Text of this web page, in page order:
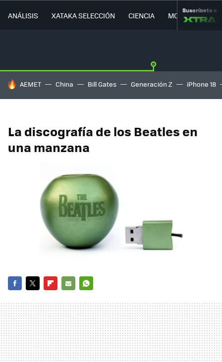
ANÁLISIS XATAKA SELECCIÓN CIENCIA MOVILIDAD
Suscríbete a
HOY SE HABLA DE
AEMET China Bill Gates Generación Z iPhone 18
La discografía de los Beatles en
una manzana
MAIL